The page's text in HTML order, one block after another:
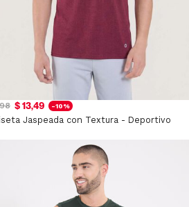
$ 13,49 -10%
Jaspeada con Textura - Deportivo